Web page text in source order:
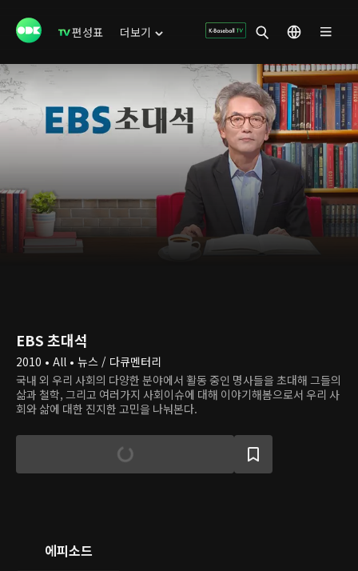
편성표 더보기
EBS 초대석
2010 • All • 뉴스 / 다큐멘터리
국내 외 우리 사회의 다양한 분야에서 활동 중인 명사들을 초대해 그들의
삶과 철학, 그리고 여러가지 사회이슈에 대해 이야기해봄으로서 우리 사
회와 삶에 대한 진지한 고민을 나눠본다.
에피소드